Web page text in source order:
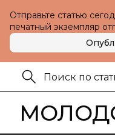
Отправьте статью
печатный экземпляр